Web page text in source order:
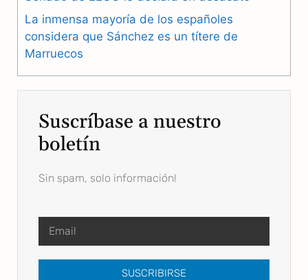
La inmensa mayoría de los españoles
considera que Sánchez es un títere de
Marruecos
Suscríbase a nuestro
boletín
Sin spam, solo información!
SUSCRIBIRSE